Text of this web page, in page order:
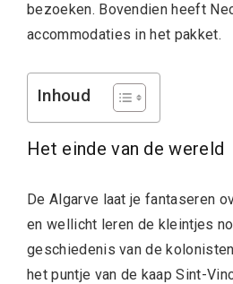
bezoeken. Bovendien heeft
accommodaties in het pakket.
Inhoud
Het einde van de wereld
De Algarve laat je fantaseren
en wellicht leren de kleintjes
geschiedenis van de
het puntje van de kaap Sint-